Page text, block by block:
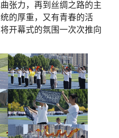
张力，再到丝绸之路的主
的厚重，又有青春的活
开幕式的氛围一次次推向